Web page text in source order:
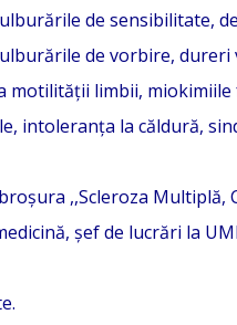
de sensibilitate,
de vorbire, dureri
motilității limbii,
intoleranța la căldură,
,,Scleroza Multiplă,
șef de lucrări la